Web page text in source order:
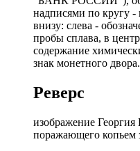
надписями по
внизу: слева -
пробы сплава, в
содержание
знак монетного двора.
Реверс
изображение
поражающего копьем